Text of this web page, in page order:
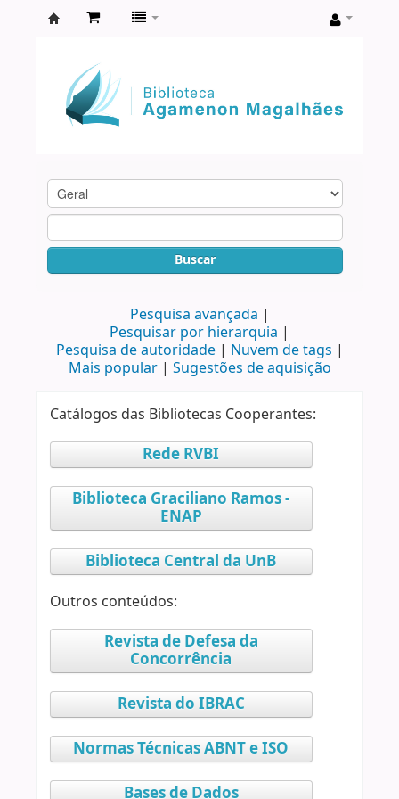
Agamenon
Magalhães
Buscar
Pesquisa avançada
Pesquisar por hierarquia
Pesquisa de autoridade
Nuvem de tags
Mais popular
Sugestões de aquisição
Catálogos das Bibliotecas Cooperantes:
Rede RVBI
Biblioteca Graciliano Ramos -
ENAP
Biblioteca Central da UnB
Outros conteúdos:
Revista de Defesa da
Concorrência
Revista do IBRAC
Normas Técnicas ABNT e ISO
Bases de Dados